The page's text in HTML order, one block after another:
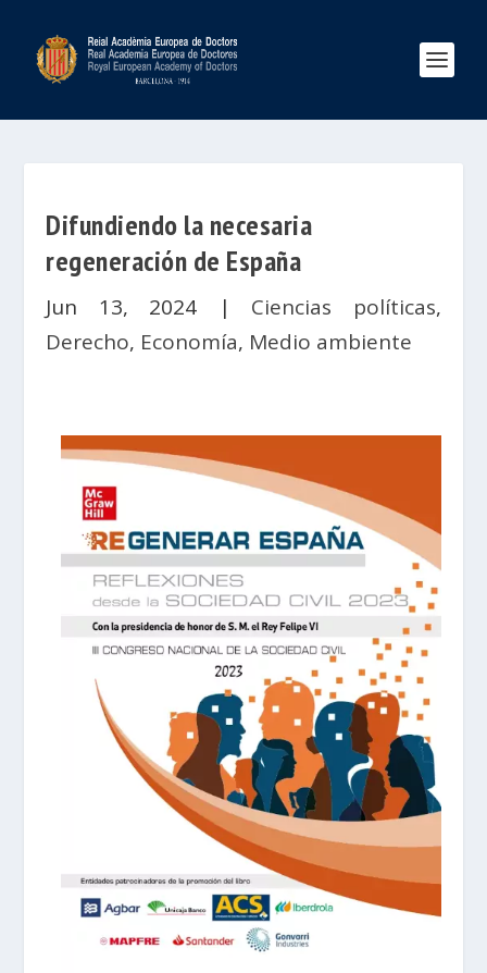
Difundiendo la necesaria
regeneración de España
Jun 13, 2024 | Ciencias políticas,
Derecho, Economía, Medio ambiente